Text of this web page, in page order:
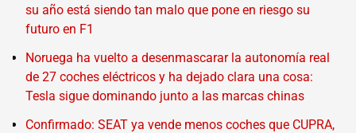
su año está siendo tan malo que pone en riesgo su
futuro en F1
Noruega ha vuelto a desenmascarar la autonomía real
de 27 coches eléctricos y ha dejado clara una cosa:
Tesla sigue dominando junto a las marcas chinas
Confirmado: SEAT ya vende menos coches que CUPRA,